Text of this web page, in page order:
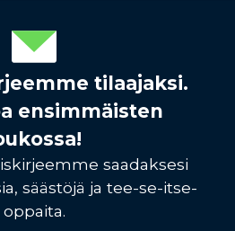
tilaajaksi.
ensimmäisten
saadaksesi
säästöjä ja tee-se-itse-
oppaita.